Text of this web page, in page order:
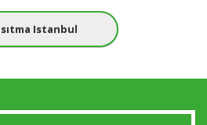
Istanbul